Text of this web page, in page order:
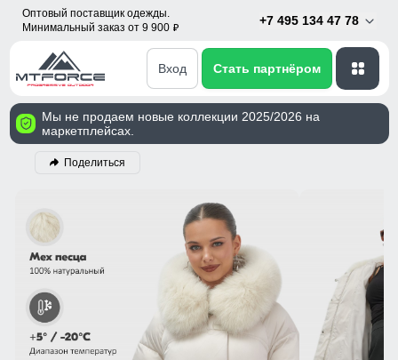
Оптовый поставщик одежды.
Минимальный заказ от 9 900 p
+7 495 134 47 78
Вход Стать партнёром
Мы не продаем новые коллекции 2025/2026 на
маркетплейсах.
Поделиться